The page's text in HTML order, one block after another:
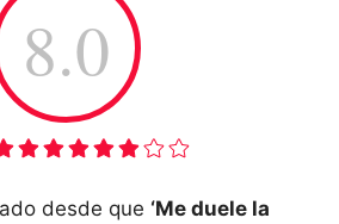
8.0
desde que ‘Me duele la